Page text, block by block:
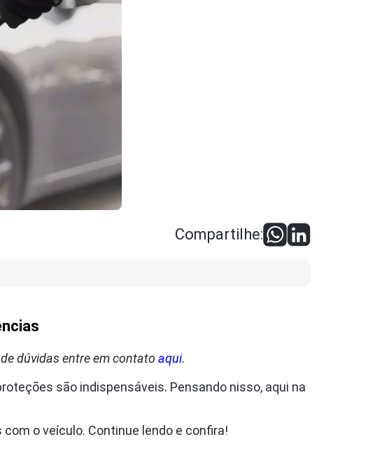
Compartilhe:
dúvidas entre em contato aqui.
são indispensáveis. Pensando nisso, aqui na
o veículo. Continue lendo e confira!